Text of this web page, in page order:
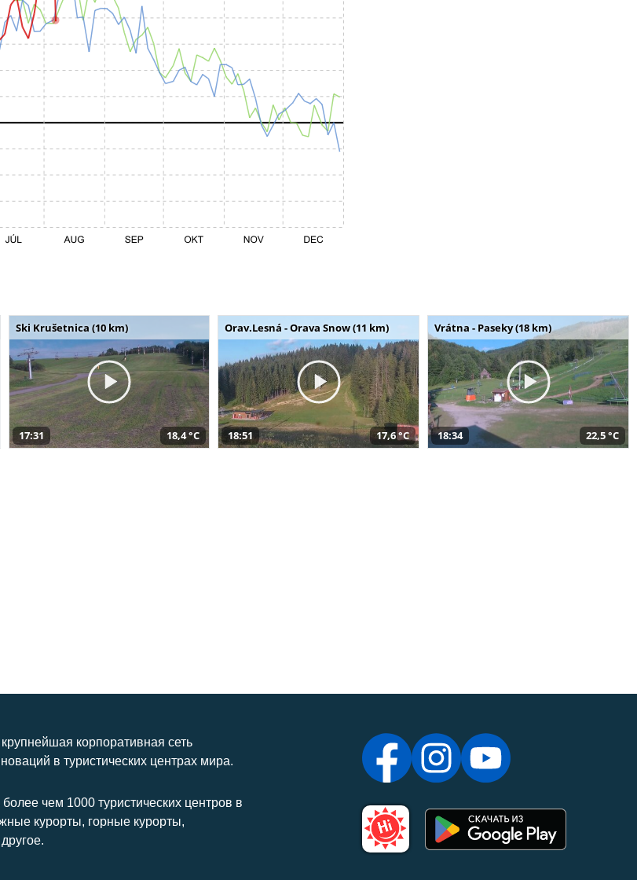
Ski Krušetnica (10 km)
17:31 18,4 °C
Orav.Lesná - Orava Snow (11 km)
18:51 17,6 °C
Vrátna - Paseky (18 km)
18:34 22,5 °C
корпоративная сеть
в туристических центрах мира.
чем 1000 туристических центров в
курорты, горные курорты,